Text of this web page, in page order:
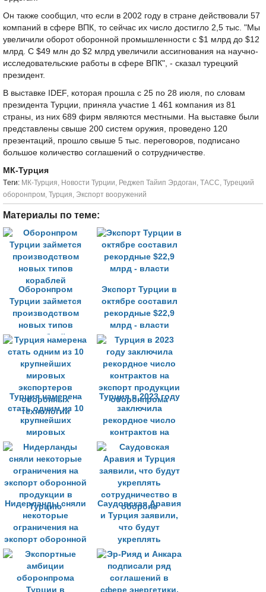
Он также сообщил, что если в 2002 году в стране действовали 57
компаний в сфере ВПК, то сейчас их число достигло 2,5 тыс. "Мы
увеличили оборот оборонной промышленности с $1 млрд до $12
млрд. С $49 млн до $2 млрд увеличили ассигнования на научно-
исследовательские работы в сфере ВПК", - сказал турецкий
президент.
В выставке IDEF, которая прошла с 25 по 28 июля, по словам
президента Турции, приняла участие 1 461 компания из 81
страны, из них 689 фирм являются местными. На выставке были
представлены свыше 200 систем оружия, проведено 120
презентаций, прошло свыше 5 тыс. переговоров, подписано
большое количество соглашений о сотрудничестве.
МК-Турция
Tеги: МК-Турция, Новости Турции, Реджеп Тайип Эрдоган, ТАСС, Турецкий
оборонпром, Турция, Экспорт вооружений
Материалы по теме:
Оборонпром
Турции займется
производством
новых типов
кораблей
Экспорт Турции в
октябре составил
рекордные $22,9
млрд - власти
Турция намерена
стать одним из 10
крупнейших
мировых
экспортеров
оборонных
технологий
Турция в 2023 году
заключила
рекордное число
контрактов на
экспорт продукции
оборонпрома
Нидерланды сняли
некоторые
ограничения на
экспорт оборонной
продукции в
Турцию
Саудовская Аравия
и Турция заявили,
что будут
укреплять
сотрудничество в
обороне